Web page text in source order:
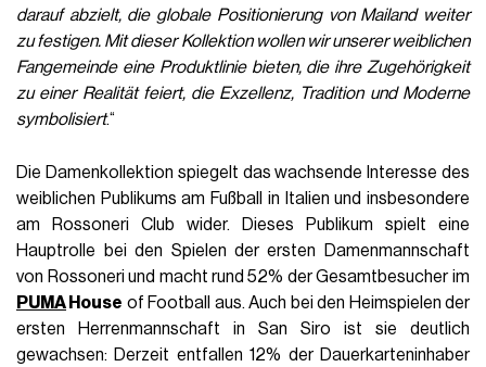
darauf abzielt, die globale Positionierung von Mailand weiter
zu festigen. Mit dieser Kollektion wollen wir unserer weiblichen
Fangemeinde eine Produktlinie bieten, die ihre Zugehörigkeit
zu einer Realität feiert, die Exzellenz, Tradition und Moderne
symbolisiert.“
Die Damenkollektion spiegelt das wachsende Interesse des
weiblichen Publikums am Fußball in Italien und insbesondere
am Rossoneri Club wider. Dieses Publikum spielt eine
Hauptrolle bei den Spielen der ersten Damenmannschaft
von Rossoneri und macht rund 52% der Gesamtbesucher im
PUMA House of Football aus. Auch bei den Heimspielen der
ersten Herrenmannschaft in San Siro ist sie deutlich
gewachsen: Derzeit entfallen 12% der Dauerkarteninhaber